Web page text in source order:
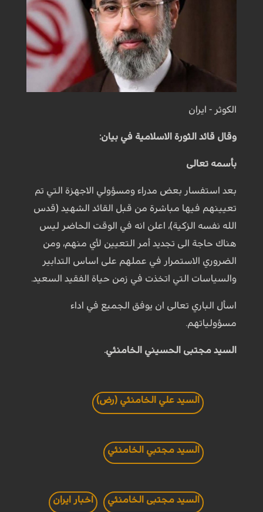
الكوثر - ايران
وقال قائد الثورة الاسلامية في بيان:
بأسمه تعالى
بعد استفسار بعض مدراء ومسؤولي الاجهزة التي تم
تعيينهم فيها مباشرة من قبل القائد الشهيد (قدس
الله نفسه الزكية)، اعلن انه في الوقت الحاضر ليس
هناك حاجة الى تجديد أمر التعيين لأي منهم، ومن
الضروري الاستمرار في عملهم على اساس التدابير
والسياسات التي اتخذت في زمن حياة الفقيد السعيد.
اسأل الباري تعالى ان يوفق الجميع في اداء
مسؤولياتهم.
السيد مجتبى الحسيني الخامنئي.
السيد علي الخامنئي (رض)
السيد مجتبي الخامنئي
السيد مجتبى الخامنئي اخبار ايران